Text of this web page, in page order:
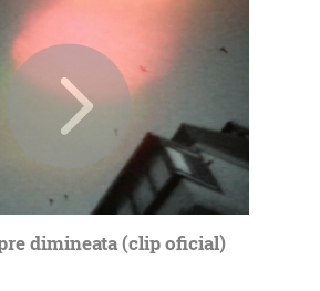
dimineata (clip oficial)